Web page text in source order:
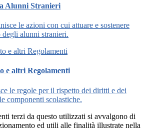
Alunni Stranieri
le azioni con cui attuare e sostenere
degli alunni stranieri.
e altri Regolamenti
le regole per il rispetto dei diritti e dei
componenti scolastiche.
terzi da questo utilizzati si avvalgono di
ed utili alle finalità illustrate nella